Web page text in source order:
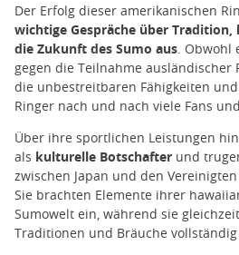
Der Erfolg dieser amerikanischen
wichtige Gespräche über
die Zukunft des Sumo aus. Obwohl
gegen die Teilnahme ausländischer
die unbestreitbaren Fähigkeiten
Ringer nach und nach viele Fans
Über ihre sportlichen Leistungen
als kulturelle Botschafter und
zwischen Japan und den
Sie brachten Elemente ihrer
Sumowelt ein, während sie
Traditionen und Bräuche